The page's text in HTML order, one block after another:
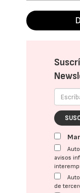
avisos
de